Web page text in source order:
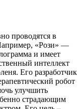
проводятся в
«Рози» —
и имеет
интеллект
Его разработчик
робот
улучшить
страдающим